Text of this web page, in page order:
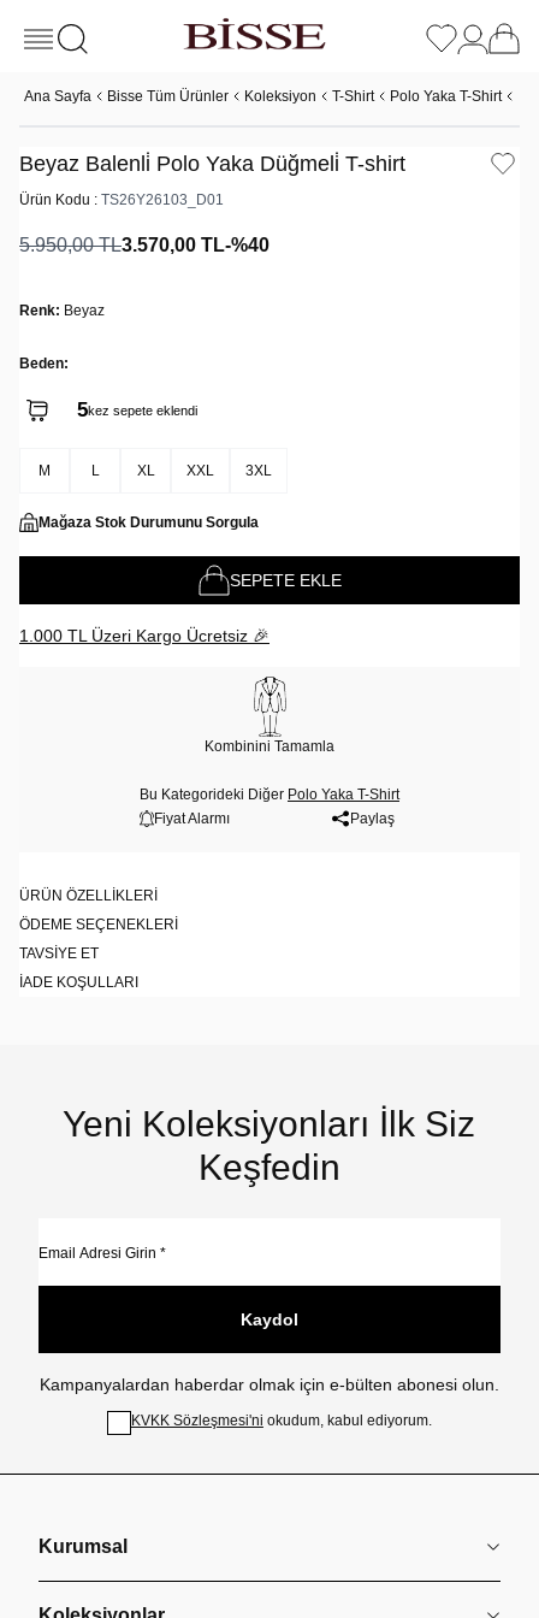
Ana Sayfa Bisse Tüm Ürünler Koleksiyon T-Shirt Polo Yaka T-Shirt
Beyaz Balenli̇ Polo Yaka Düğmeli̇ T-shirt
Ürün Kodu : TS26Y26103_D01
5.950,00TL3.570,00 TL-%40
Renk: Beyaz
Beden:
5kez sepete eklendi
M L XL XXL 3XL
Mağaza Stok Durumunu Sorgula
SEPETE EKLE
1.000 TL Üzeri Kargo Ücretsiz 🎉
Kombinini Tamamla
Bu Kategorideki Diğer Polo Yaka T-Shirt
Fiyat Alarmı
Paylaş
ÜRÜN ÖZELLIKLERI
ÖDEME SEÇENEKLERI
TAVSIYE ET
İADE KOŞULLARI
Yeni Koleksiyonları İlk Siz
Keşfedin
Kaydol
Kampanyalardan haberdar olmak için e-bülten abonesi olun.
KVKK Sözleşmesi'ni okudum, kabul ediyorum.
Kurumsal